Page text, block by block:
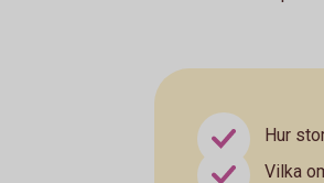
Hur
Vilka